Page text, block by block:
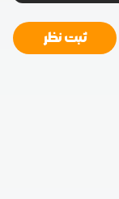
ثبت نظر